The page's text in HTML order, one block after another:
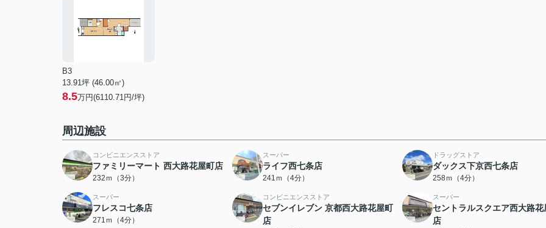
B3
13.91坪 (46.00㎡)
8.5万円(6110.71円/坪)
周辺施設
コンビニエンスストア
ファミリーマート 西大路花屋町店
232ｍ（3分）
スーパー
ライフ西七条店
241ｍ（4分）
ドラッグストア
ダックス下京西七条店
258ｍ（4分）
スーパー
フレスコ七条店
271ｍ（4分）
コンビニエンスストア
セブンイレブン 京都西大路花屋町
店
スーパー
セントラルスクエア西大路花
店